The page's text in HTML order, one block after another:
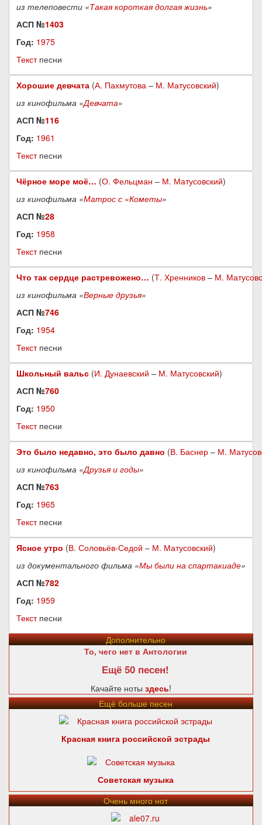
из телеповести «Такая короткая долгая жизнь»
АСП №1403
Год: 1975
Текстпесни
Хорошие девчата (А. Пахмутова – М. Матусовский)
из кинофильма «Девчата»
АСП №116
Год: 1961
Текстпесни
Чёрное море моё… (О. Фельцман – М. Матусовский)
из кинофильма «Матрос с «Кометы»
АСП №28
Год: 1958
Текстпесни
Что так сердце растревожено… (Т. Хренников – М.
из кинофильма «Верные друзья»
АСП №746
Год: 1954
Текстпесни
Школьный вальс (И. Дунаевский – М. Матусовский)
АСП №760
Год: 1950
Текстпесни
Это было недавно, это было давно (В. Баснер – М.
из кинофильма «Друзья и годы»
АСП №763
Год: 1965
Текстпесни
Ясное утро (В. Соловьёв-Седой – М. Матусовский)
из документального фильма «Мы были на спартакиаде»
АСП №782
Год: 1959
Текстпесни
Дополнительно
То, чего нет в Антологии
Ещё 50 песен!
Качайте ноты здесь!
Ещё больше песен
Красная книга российской эстрады
Советская музыка
Очень много нот